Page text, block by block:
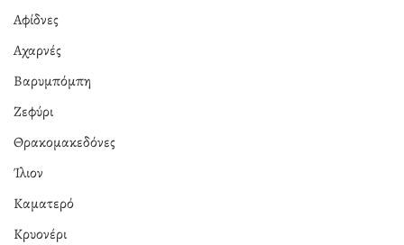
Αφίδνες
Αχαρνές
Βαρυμπόμπη
Ζεφύρι
Θρακομακεδόνες
Ίλιον
Καματερό
Κρυονέρι